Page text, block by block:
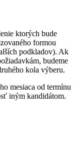
ktorých bude
formou
podkladov). Ak
budeme
kola výberu.
mesiaca od termínu
iným kandidátom.